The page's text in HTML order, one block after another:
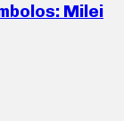
Milei